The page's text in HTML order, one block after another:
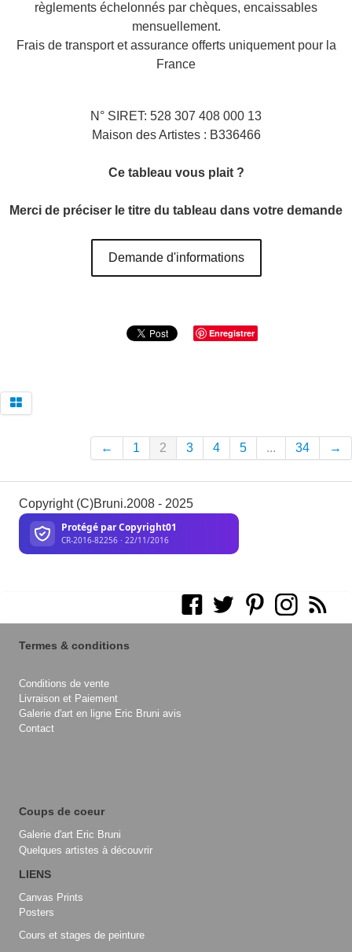
règlements échelonnés par chèques, encaissables
mensuellement.
Frais de transport et assurance offerts uniquement pour la
France
N° SIRET: 528 307 408 000 13
Maison des Artistes : B336466
Ce tableau vous plait ?
Merci de préciser le titre du tableau dans votre demande
Demande d'informations
Enregistrer
← 1 2 3 4 5 ... 34 →
Copyright (C)Bruni.2008 - 2025
Termes & conditions
Conditions de vente
Livraison et Paiement
Galerie d'art en ligne Eric Bruni avis
Contact
Coups de coeur
Galerie d'art Eric Bruni
Quelques artistes à découvrir
LIENS
Canvas Prints
Posters
Cours et stages de peinture